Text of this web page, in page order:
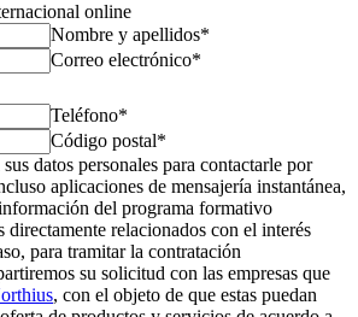
online
Nombre y apellidos*
Correo electrónico*
Teléfono*
Código postal*
sus datos personales para contactarle por
aplicaciones de mensajería instantánea,
del programa formativo
directamente relacionados con el interés
para tramitar la contratación
su solicitud con las empresas que
, con el objeto de que estas puedan